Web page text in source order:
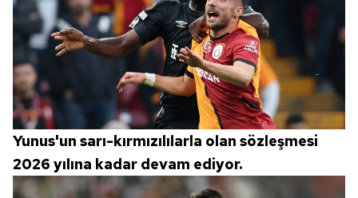
Yunus'un sarı-kırmızılılarla olan sözleşmesi
2026 yılına kadar devam ediyor.